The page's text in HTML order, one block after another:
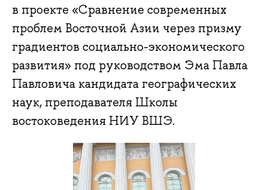
в проекте «Сравнение современных
проблем Восточной Азии через призму
градиентов социально-экономического
развития» под руководством Эма Павла
Павловича кандидата географических
наук, преподавателя Школы
востоковедения НИУ ВШЭ.